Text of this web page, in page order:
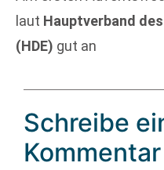
laut Hauptverband
(HDE) gut an
Schreibe
Kommentar